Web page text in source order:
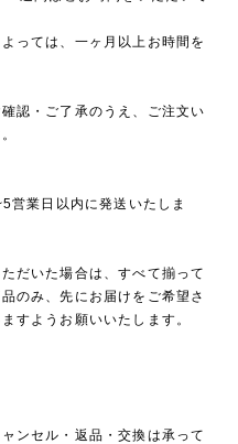
っては、一ヶ月以上お時間を
認・ご了承のうえ、ご注文い
営業日以内に発送いたしま
だいた場合は、すべて揃って
のみ、先にお届けをご希望さ
すようお願いいたします。
ンセル・返品・交換は承って